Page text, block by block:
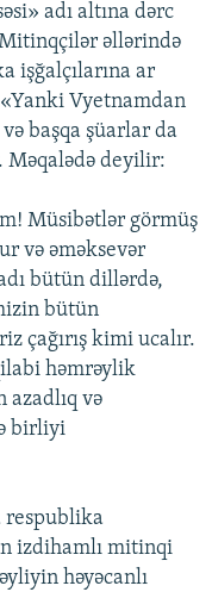
adı altına dərc
əllərində
işğalçılarına ar
Vyetnamdan
başqa şüarlar da
Məqalədə deyilir:
Müsibətlər görmüş
və əməksevər
bütün dillərdə,
bütün
çağırış kimi ucalır.
həmrəylik
azadlıq və
birliyi
respublika
izdihamlı mitinqi
həyəcanlı